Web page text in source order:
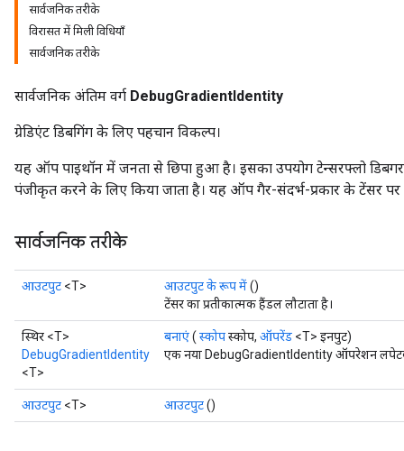
सार्वजनिक तरीके
विरासत में मिली विधियाँ
सार्वजनिक तरीके
सार्वजनिक अंतिम वर्ग DebugGradientIdentity
ग्रेडिएंट डिबगिंग के लिए पहचान विकल्प।
यह ऑप पाइथॉन में जनता से छिपा हुआ है। इसका उपयोग टेन्सरफ्लो डिबगर
पंजीकृत करने के लिए किया जाता है। यह ऑप गैर-संदर्भ-प्रकार के टेंसर पर
सार्वजनिक तरीके
आउटपुट <T> आउटपुट के रूप में()
टेंसर का प्रतीकात्मक हैंडल लौटाता है।
स्थिर <T>
DebugGradientIdentity
<T>
बनाएं( स्कोपस्कोप, ऑपरेंड <T> इनपुट)
एक नया DebugGradientIdentity ऑपरेशन
आउटपुट <T> आउटपुट()